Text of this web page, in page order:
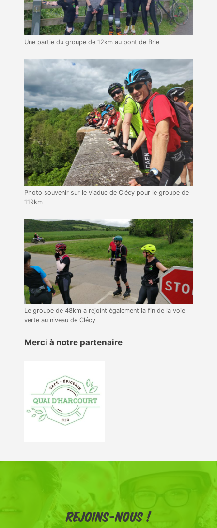
Une partie du groupe de 12km au pont de Brie
Photo souvenir sur le viaduc de Clécy pour le groupe de
119km
Le groupe de 48km a rejoint également la fin de la voie
verte au niveau de Clécy
Merci à notre partenaire
Rejoins-nous !